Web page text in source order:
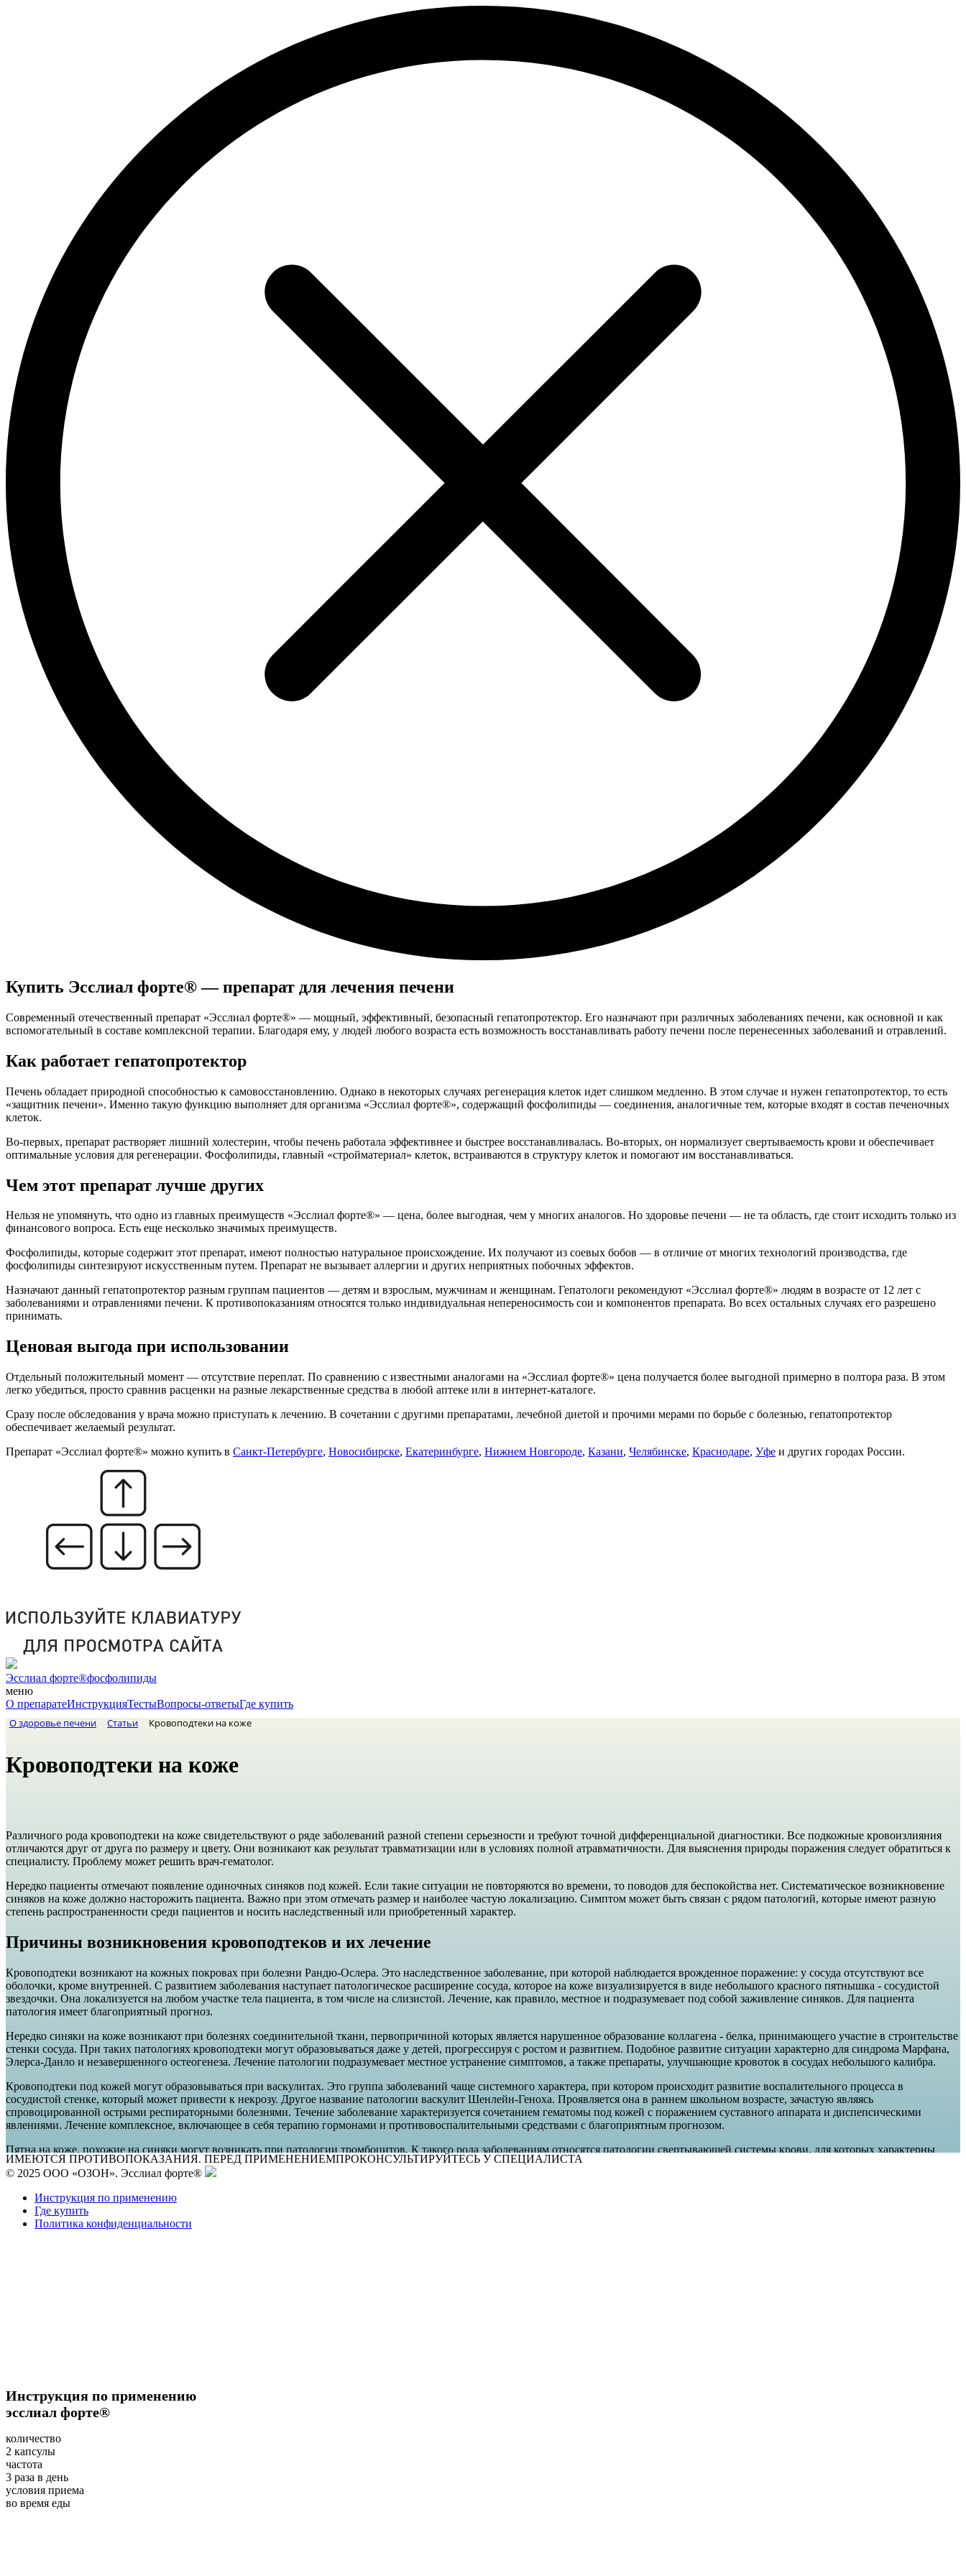
Купить Эсслиал форте® — препарат для лечения печени
Современный отечественный препарат «Эсслиал форте®» — мощный, эффективный, безопасный гепатопротектор. Его назначают при различных заболеваниях печени, как основной и как
вспомогательный в составе комплексной терапии. Благодаря ему, у людей любого возраста есть возможность восстанавливать работу печени после перенесенных заболеваний и отравлений.
Как работает гепатопротектор
Печень обладает природной способностью к самовосстановлению. Однако в некоторых случаях регенерация клеток идет слишком медленно. В этом случае и нужен гепатопротектор, то есть
«защитник печени». Именно такую функцию выполняет для организма «Эсслиал форте®», содержащий фосфолипиды — соединения, аналогичные тем, которые входят в состав печеночных
клеток.
Во-первых, препарат растворяет лишний холестерин, чтобы печень работала эффективнее и быстрее восстанавливалась. Во-вторых, он нормализует свертываемость крови и обеспечивает
оптимальные условия для регенерации. Фосфолипиды, главный «стройматериал» клеток, встраиваются в структуру клеток и помогают им восстанавливаться.
Чем этот препарат лучше других
Нельзя не упомянуть, что одно из главных преимуществ «Эсслиал форте®» — цена, более выгодная, чем у многих аналогов. Но здоровье печени — не та область, где стоит исходить только из
финансового вопроса. Есть еще несколько значимых преимуществ.
Фосфолипиды, которые содержит этот препарат, имеют полностью натуральное происхождение. Их получают из соевых бобов — в отличие от многих технологий производства, где
фосфолипиды синтезируют искусственным путем. Препарат не вызывает аллергии и других неприятных побочных эффектов.
Назначают данный гепатопротектор разным группам пациентов — детям и взрослым, мужчинам и женщинам. Гепатологи рекомендуют «Эсслиал форте®» людям в возрасте от 12 лет с
заболеваниями и отравлениями печени. К противопоказаниям относятся только индивидуальная непереносимость сои и компонентов препарата. Во всех остальных случаях его разрешено
принимать.
Ценовая выгода при использовании
Отдельный положительный момент — отсутствие переплат. По сравнению с известными аналогами на «Эсслиал форте®» цена получается более выгодной примерно в полтора раза. В этом
легко убедиться, просто сравнив расценки на разные лекарственные средства в любой аптеке или в интернет-каталоге.
Сразу после обследования у врача можно приступать к лечению. В сочетании с другими препаратами, лечебной диетой и прочими мерами по борьбе с болезнью, гепатопротектор
обеспечивает желаемый результат.
Препарат «Эсслиал форте®» можно купить в Санкт-Петербурге, Новосибирске, Екатеринбурге, Нижнем Новгороде, Казани, Челябинске, Краснодаре, Уфе и других городах России.
Эсслиал форте®фосфолипиды
меню
О препаратеИнструкцияТестыВопросы-ответыГде купить
О здоровье печени Статьи Кровоподтеки на коже
Кровоподтеки на коже
Различного рода кровоподтеки на коже свидетельствуют о ряде заболеваний разной степени серьезности и требуют точной дифференциальной диагностики. Все подкожные кровоизлияния
отличаются друг от друга по размеру и цвету. Они возникают как результат травматизации или в условиях полной атравматичности. Для выяснения природы поражения следует обратиться к
специалисту. Проблему может решить врач-гематолог.
Нередко пациенты отмечают появление одиночных синяков под кожей. Если такие ситуации не повторяются во времени, то поводов для беспокойства нет. Систематическое возникновение
синяков на коже должно насторожить пациента. Важно при этом отмечать размер и наиболее частую локализацию. Симптом может быть связан с рядом патологий, которые имеют разную
степень распространенности среди пациентов и носить наследственный или приобретенный характер.
Причины возникновения кровоподтеков и их лечение
Кровоподтеки возникают на кожных покровах при болезни Рандю-Ослера. Это наследственное заболевание, при которой наблюдается врожденное поражение: у сосуда отсутствуют все
оболочки, кроме внутренней. С развитием заболевания наступает патологическое расширение сосуда, которое на коже визуализируется в виде небольшого красного пятнышка - сосудистой
звездочки. Она локализуется на любом участке тела пациента, в том числе на слизистой. Лечение, как правило, местное и подразумевает под собой заживление синяков. Для пациента
патология имеет благоприятный прогноз.
Нередко синяки на коже возникают при болезнях соединительной ткани, первопричиной которых является нарушенное образование коллагена - белка, принимающего участие в строительстве
стенки сосуда. При таких патологиях кровоподтеки могут образовываться даже у детей, прогрессируя с ростом и развитием. Подобное развитие ситуации характерно для синдрома Марфана,
Элерса-Данло и незавершенного остеогенеза. Лечение патологии подразумевает местное устранение симптомов, а также препараты, улучшающие кровоток в сосудах небольшого калибра.
Кровоподтеки под кожей могут образовываться при васкулитах. Это группа заболеваний чаще системного характера, при котором происходит развитие воспалительного процесса в
сосудистой стенке, который может привести к некрозу. Другое название патологии васкулит Шенлейн-Геноха. Проявляется она в раннем школьном возрасте, зачастую являясь
спровоцированной острыми респираторными болезнями. Течение заболевание характеризуется сочетанием гематомы под кожей с поражением суставного аппарата и диспепсическими
явлениями. Лечение комплексное, включающее в себя терапию гормонами и противовоспалительными средствами с благоприятным прогнозом.
Пятна на коже, похожие на синяки могут возникать при патологии тромбоцитов. К такого рода заболеваниям относятся патологии свертывающей системы крови, для которых характерны
мелкие и крупные кровотечения под кожей, образующиеся беспричинно. При этом количество в анализе крови отмечается либо уменьшение числа тромбоцитов, либо нарушение их функции.
Заболевание возникает с одинаковой частотой у мужчин и женщин и не имеет привязки к возрасту. Для более точной диагностики требуется консультация профильного специалиста.
Узнать подробнее опрепарате Эсслиал форте
ИМЕЮТСЯ ПРОТИВОПОКАЗАНИЯ. ПЕРЕД ПРИМЕНЕНИЕМПРОКОНСУЛЬТИРУЙТЕСЬ У СПЕЦИАЛИСТА
© 2025 ООО «ОЗОН». Эсслиал форте®
Инструкция по применению
Где купить
Политика конфиденциальности
Инструкция по применению
эсслиал форте®
количество
2 капсулы
частота
3 раза в день
условия приема
во время еды